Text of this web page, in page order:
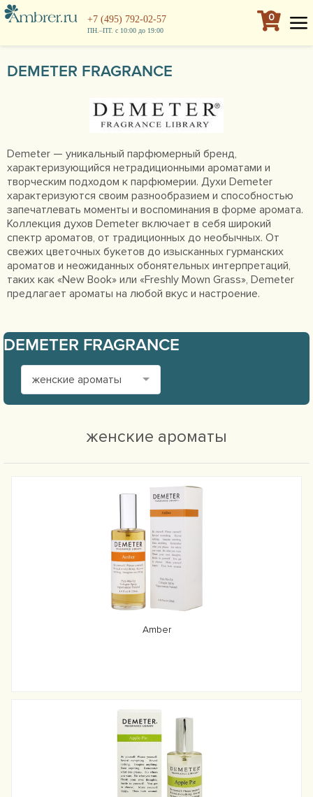
+7 (495) 792-02-57
ПН.–ПТ. с 10:00 до 19:00
0
DEMETER FRAGRANCE
Demeter — уникальный парфюмерный бренд,
характеризующийся нетрадиционными ароматами и
творческим подходом к парфюмерии. Духи Demeter
характеризуются своим разнообразием и способностью
запечатлевать моменты и воспоминания в форме аромата.
Коллекция духов Demeter включает в себя широкий
спектр ароматов, от традиционных до необычных. От
свежих цветочных букетов до изысканных гурманских
ароматов и неожиданных обонятельных интерпретаций,
таких как «New Book» или «Freshly Mown Grass», Demeter
предлагает ароматы на любой вкус и настроение.
DEMETER FRAGRANCE
женские ароматы
женские ароматы
Amber